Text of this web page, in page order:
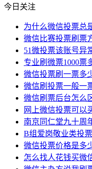
今日关注
为什么微信投票总
微信比赛投票刷票
51微投票该账号异
专业刷微票1000票
微信投票刷一票多
微信刷投票一般一
微信刷票后台怎么
网上微信投票可以
南京同仁堂九十周
B组爱岗敬业类投票
微信投票价格是多
怎么找人花钱买微